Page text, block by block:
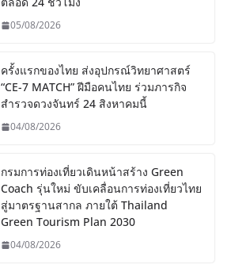
05/08/2026
ครั้งแรกของไทย ส่งอุปกรณ์วิทยาศาสตร์
“CE-7 MATCH” ฝีมือคนไทย ร่วมภารกิจ
สำรวจดวงจันทร์ 24 สิงหาคมนี้
04/08/2026
กรมการท่องเที่ยวเดินหน้าสร้าง Green
Coach รุ่นใหม่ ขับเคลื่อนการท่องเที่ยวไทย
สู่มาตรฐานสากล ภายใต้ Thailand
Green Tourism Plan 2030
04/08/2026